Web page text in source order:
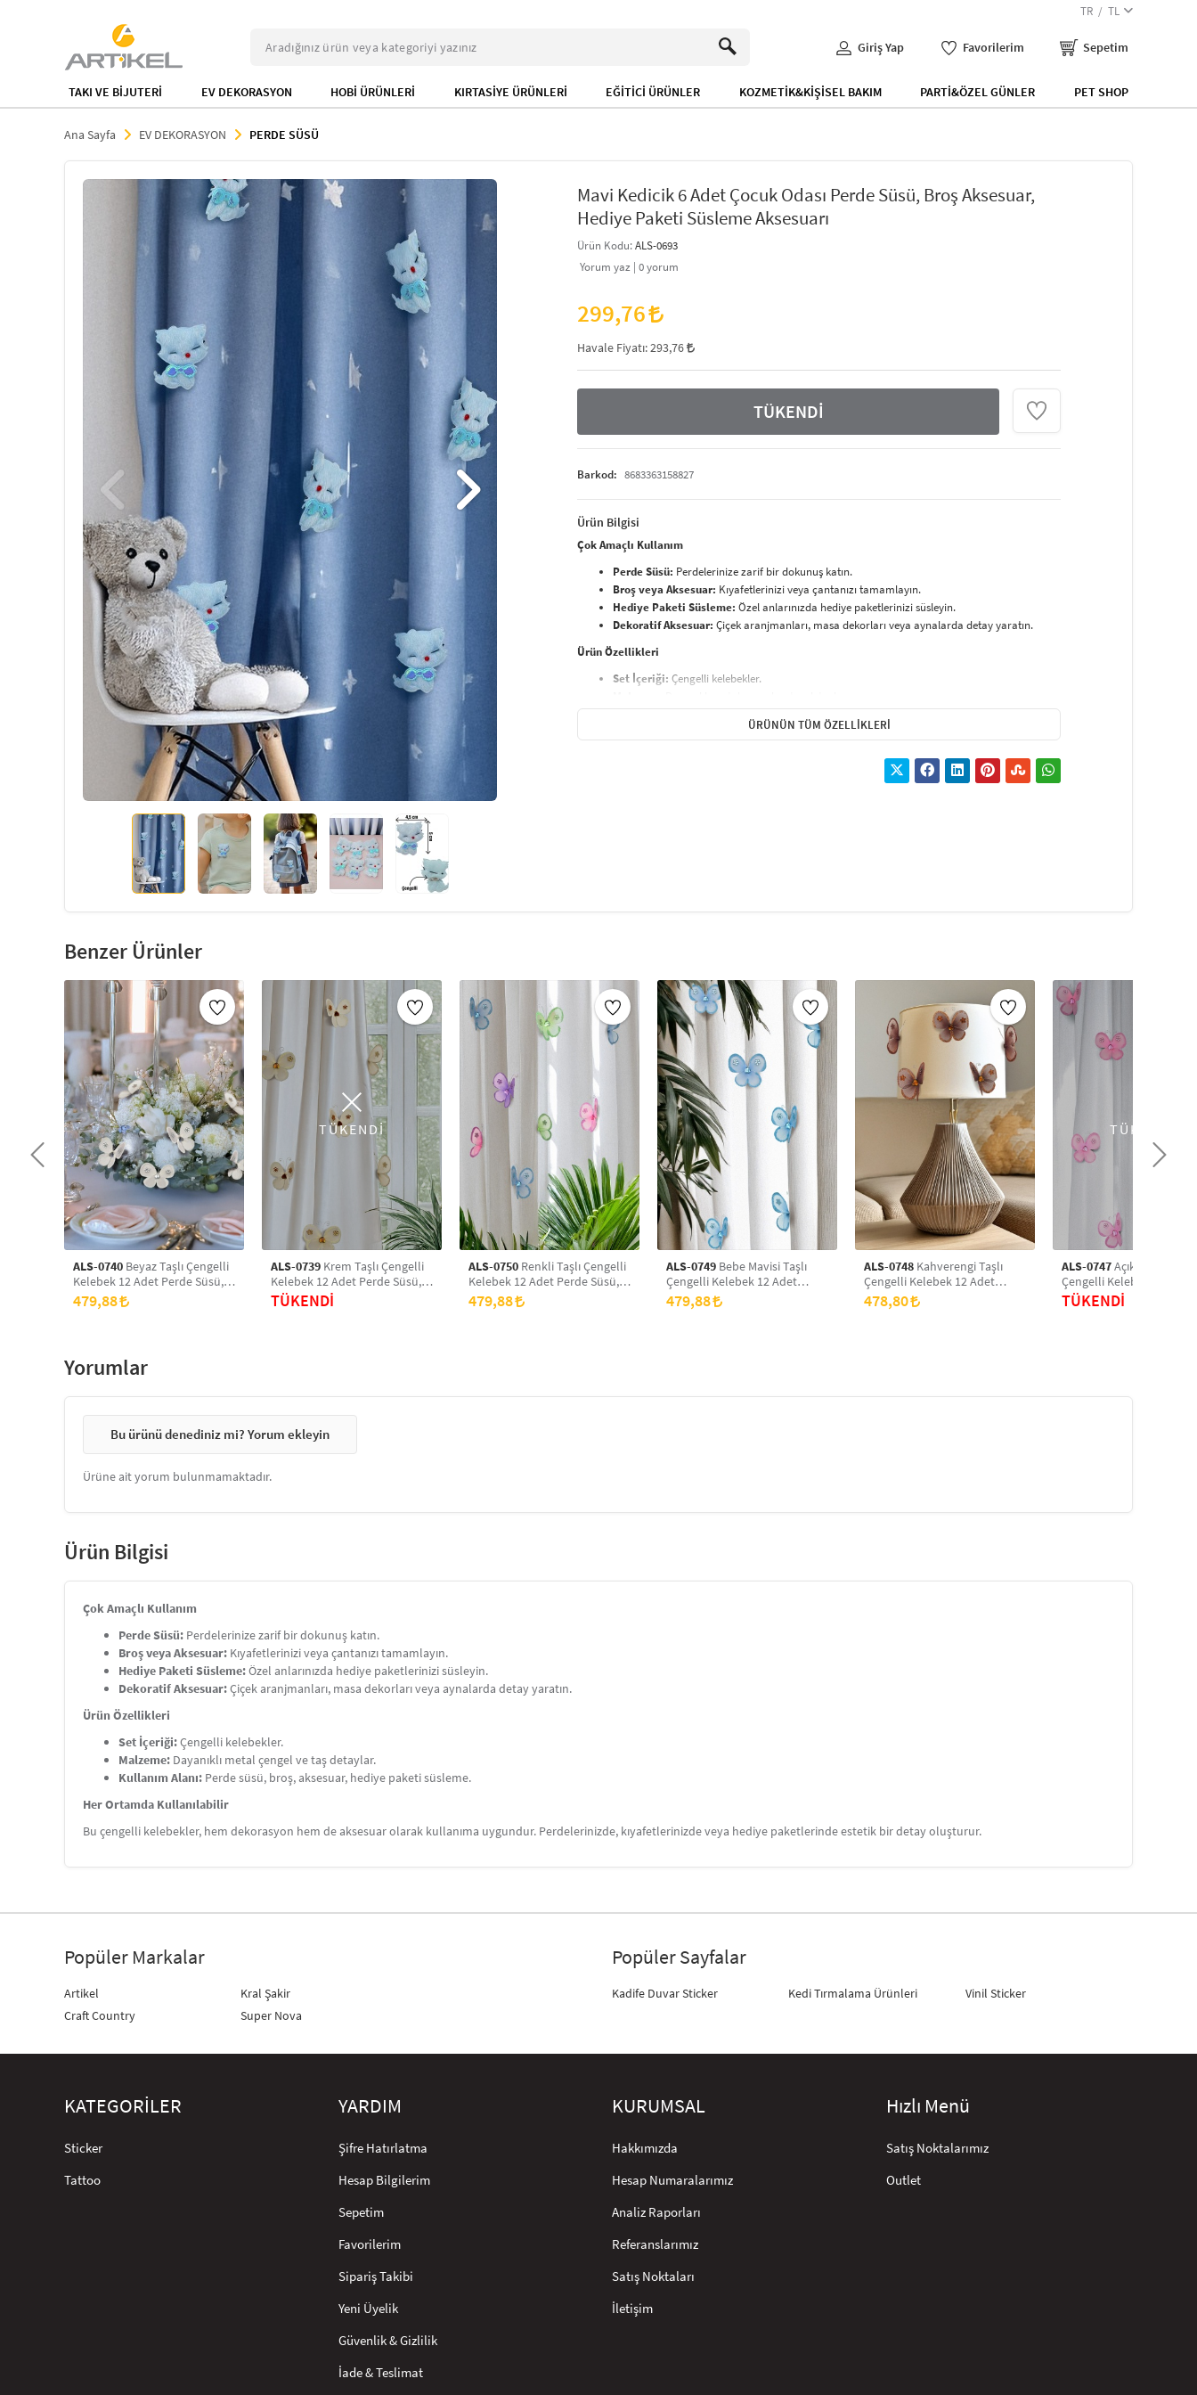
TR TL
Giriş Yap Favorilerim Sepetim
TAKI VE BİJUTERİ EV DEKORASYON HOBİ ÜRÜNLERİ KIRTASİYE ÜRÜNLERİ EĞİTİCİ ÜRÜNLER KOZMETİK&KİŞİSEL BAKIM PARTİ&ÖZEL GÜNLER PET SHOP
Ana Sayfa EV DEKORASYON PERDE SÜSÜ
Mavi Kedicik 6 Adet Çocuk Odası Perde Süsü, Broş Aksesuar,
Hediye Paketi Süsleme Aksesuarı
Ürün Kodu:ALS-0693
Yorum yaz | 0yorum
299,76
Havale Fiyatı:293,76
TÜKENDİ
Barkod: 8683363158827
Ürün Bilgisi
Çok Amaçlı Kullanım
Perde Süsü: Perdelerinize zarif bir dokunuş katın.
Broş veya Aksesuar: Kıyafetlerinizi veya çantanızı tamamlayın.
Hediye Paketi Süsleme: Özel anlarınızda hediye paketlerinizi süsleyin.
Dekoratif Aksesuar: Çiçek aranjmanları, masa dekorları veya aynalarda detay yaratın.
Ürün Özellikleri
Set İçeriği: Çengelli kelebekler.
Kullanım Alanı:Perde süsü, broş, aksesuar, hediye paketi süsleme.
Her Ortamda Kullanılabilir
Bu çengelli kelebekler, hem dekorasyon hem de aksesuar olarak kullanıma uygundur. Perdelerinizde,
kıyafetlerinizde veya hediye paketlerinde estetik bir detay oluşturur.
ÜRÜNÜN TÜM ÖZELLIKLERI
Benzer Ürünler
ALS-0740 Beyaz Taşlı Çengelli
Kelebek 12 Adet Perde Süsü,
Broş Aksesuar, Hediye Paketi
Süsleme Aksesuarı
479,88
TÜKENDİ
ALS-0739 Krem Taşlı Çengelli
Kelebek 12 Adet Perde Süsü,
Broş Aksesuar, Hediye Paketi
Süsleme Aksesuarı
TÜKENDİ
ALS-0750 Renkli Taşlı Çengelli
Kelebek 12 Adet Perde Süsü,
Broş Aksesuar, Hediye Paketi
Süsleme Aksesuarı
479,88
ALS-0749 Bebe Mavisi Taşlı
Çengelli Kelebek 12 Adet
Perde Süsü, Broş Aksesuar,
Hediye Paketi Süsleme
479,88
ALS-0748 Kahverengi Taşlı
Çengelli Kelebek 12 Adet
Perde Süsü, Broş Aksesuar,
Hediye Paketi Süsleme
478,80
TÜKENDİ
ALS-0747Açık Pembe
Çengelli Kelebek 12 Adet
Perde Süsü, Broş
Hediye Paketi Süsleme
TÜKENDİ
Yorumlar
Bu ürünü denediniz mi? Yorum ekleyin
Ürüne ait yorum bulunmamaktadır.
Ürün Bilgisi
Çok Amaçlı Kullanım
Perde Süsü: Perdelerinize zarif bir dokunuş katın.
Broş veya Aksesuar: Kıyafetlerinizi veya çantanızı tamamlayın.
Hediye Paketi Süsleme:Özel anlarınızda hediye paketlerinizi süsleyin.
Dekoratif Aksesuar:Çiçek aranjmanları, masa dekorları veya aynalarda detay yaratın.
Ürün Özellikleri
Set İçeriği:Çengelli kelebekler.
Malzeme: Dayanıklı metal çengel ve taş detaylar.
Kullanım Alanı: Perde süsü, broş, aksesuar, hediye paketi süsleme.
Her Ortamda Kullanılabilir
Bu çengelli kelebekler, hem dekorasyon hem de aksesuar olarak kullanıma uygundur. Perdelerinizde, kıyafetlerinizde veya hediye paketlerinde estetik bir detay oluşturur.
Popüler Markalar
Artikel
Craft Country
Kral Şakir
Super Nova
Popüler Sayfalar
Kadife Duvar Sticker Kedi Tırmalama Ürünleri Vinil Sticker
KATEGORİLER
Sticker
Tattoo
YARDIM
Şifre Hatırlatma
Hesap Bilgilerim
Sepetim
Favorilerim
Sipariş Takibi
Yeni Üyelik
Güvenlik & Gizlilik
İade & Teslimat
KURUMSAL
Hakkımızda
Hesap Numaralarımız
Analiz Raporları
Referanslarımız
Satış Noktaları
İletişim
Hızlı Menü
Satış Noktalarımız
Outlet